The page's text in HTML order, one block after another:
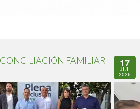
CONCILIACIÓN FAMILIAR 17
JUL
2026